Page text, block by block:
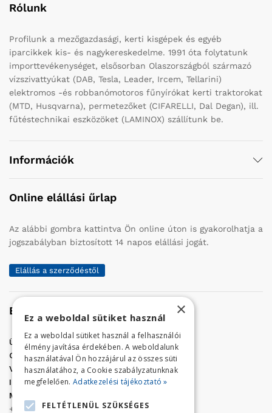
Rólunk
Profilunk a mezőgazdasági, kerti kisgépek és egyéb
iparcikkek kis- és nagykereskedelme. 1991 óta folytatunk
importtevékenységet, elsősorban Olaszországból származó
vízszivattyúkat (DAB, Tesla, Leader, Ircem, Tellarini)
elektromos -és robbanómotoros fűnyírókat kerti traktorokat
(MTD, Husqvarna), permetezőket (CIFARELLI, Dal Degan), ill.
fűtéstechnikai eszközöket (LAMINOX) szállítunk be.
Információk
Online elállási űrlap
Az alábbi gombra kattintva Ön online úton is gyakorolhatja a
jogszabályban biztosított 14 napos elállási jogát.
Elállás a szerződéstől
Elérhetőség
Üzletünk címe:
Szolnok, Vércse út 17.
Golf Center Áruház:06 (56) 423-324
VÁR-Kert Áruház: 06 (56) 429-771
Iroda:06 (56) 421-857
Megrendelés, termék információ:
+36 (70) 938-3356
×
Ez a weboldal sütiket használ
Ez a weboldal sütiket használ a felhasználói
élmény javítása érdekében. A weboldalunk
használatával Ön hozzájárul az összes süti
használatához, a Cookie szabályzatunknak
megfelelően. Adatkezelési tájékoztató »
FELTÉTLENÜL SZÜKSÉGES